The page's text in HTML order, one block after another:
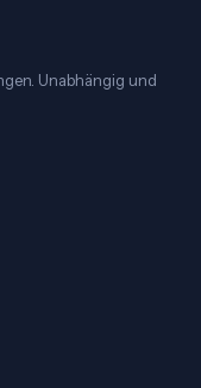
Unabhängig und